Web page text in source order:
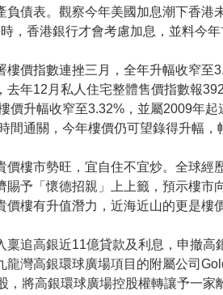
負債表。觀察今年美國加息潮下香
，香港銀行才會考慮加息，並料今
樓價指數連挫三月，全年升幅收窄
去年12月私人住宅整體售價指數報
價升幅收窄至3.32%，並屬2009年
間通關，今年樓價仍可望錄得升幅，
價樓市勢旺，宜自住不宜炒。全球
賜予「懷德招親」上上籤，預示樓市
價樓有升值潛力，近海近山的更是
稟追高銀近11億貸款及利息，申撤
龍灣高銀環球廣場項目的附屬公司
，將高銀環球廣場控股權轉讓予一家